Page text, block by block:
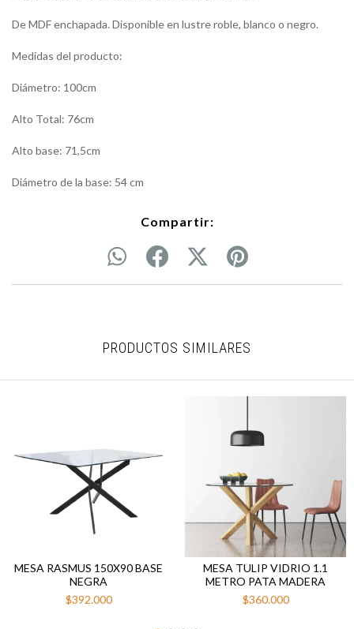
De MDF enchapada. Disponible en lustre roble, blanco o negro.
Medidas del producto:
Diámetro: 100cm
Alto Total: 76cm
Alto base: 71,5cm
Diámetro de la base: 54 cm
Compartir:
PRODUCTOS SIMILARES
MESA RASMUS 150X90 BASE
NEGRA
$392.000
MESA TULIP VIDRIO 1.1
METRO PATA MADERA
$360.000